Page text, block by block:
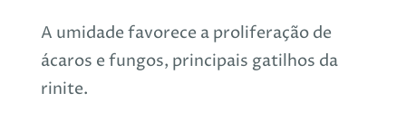
A umidade favorece a proliferação de
ácaros e fungos, principais gatilhos da
rinite.